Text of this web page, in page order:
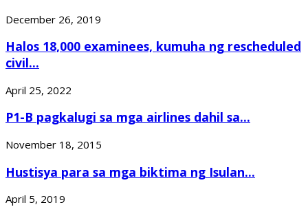
December 26, 2019
Halos 18,000 examinees, kumuha ng rescheduled
civil...
April 25, 2022
P1-B pagkalugi sa mga airlines dahil sa...
November 18, 2015
Hustisya para sa mga biktima ng Isulan...
April 5, 2019